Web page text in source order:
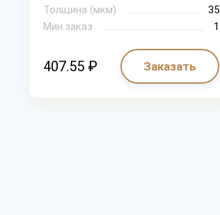
Толщина (мкм)
35
Мин.заказ
1
407.55 ₽ Заказать